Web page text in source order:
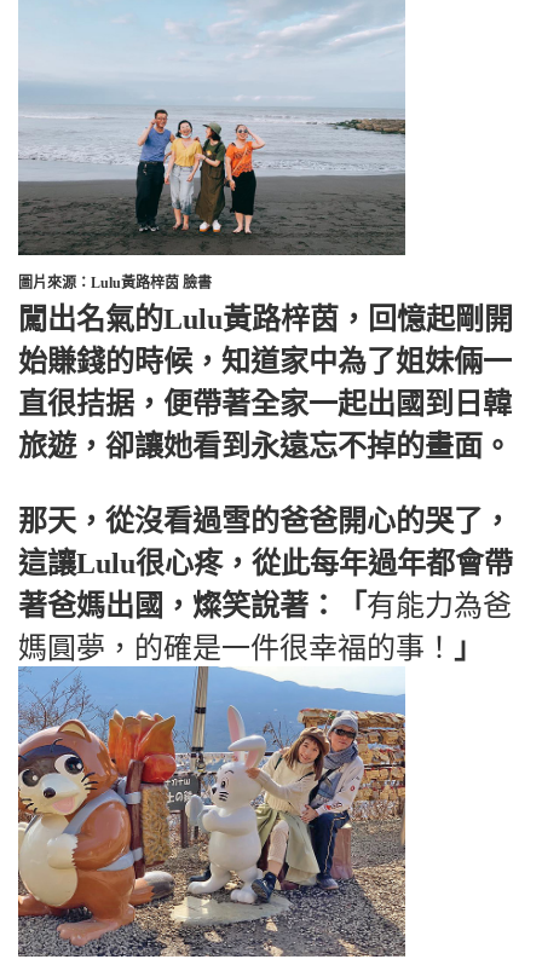
圖片來源：Lulu黃路梓茵 臉書
闖出名氣的Lulu黃路梓茵，回憶起剛開
始賺錢的時候，知道家中為了姐妹倆一
直很拮据，便帶著全家一起出國到日韓
旅遊，卻讓她看到永遠忘不掉的畫面。
那天，從沒看過雪的爸爸開心的哭了，
這讓Lulu很心疼，從此每年過年都會帶
著爸媽出國，燦笑說著：「 有能力為爸
媽圓夢，的確是一件很幸福的事！
」